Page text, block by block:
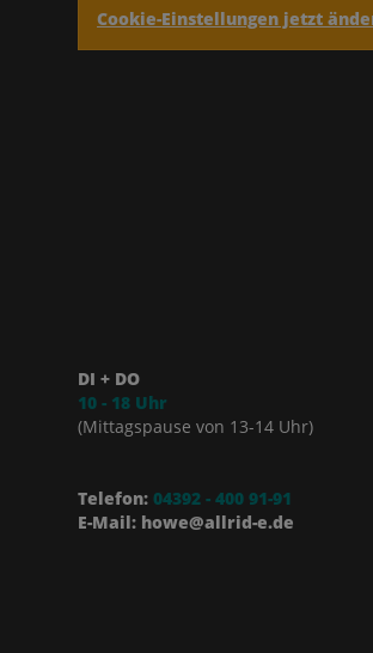
Cookie-Einstellungen jetzt
DI + DO
10 - 18 Uhr
(Mittagspause von 13-14 Uhr)
Telefon: 04392 - 400 91-91
E-Mail: howe@allrid-e.de